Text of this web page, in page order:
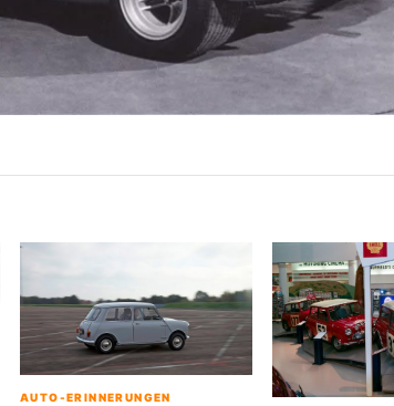
AUTO-ERINNERUNGEN